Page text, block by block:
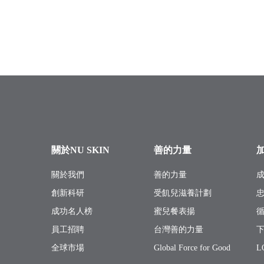
關於NU SKIN
關於我們
創新科研
成功名人榜
員工招聘
全球市場
善的力量
善的力量
受飢兒滋養計劃
蜜兒餐表揚
台灣善的力量
Global Force for Good